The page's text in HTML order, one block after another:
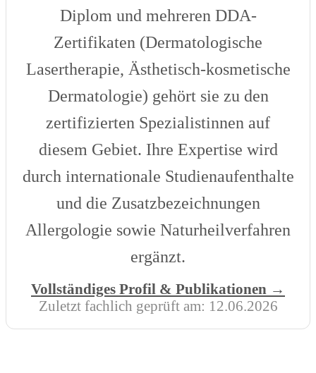
Diplom und mehreren DDA-
Zertifikaten (Dermatologische
Lasertherapie, Ästhetisch-kosmetische
Dermatologie) gehört sie zu den
zertifizierten Spezialistinnen auf
diesem Gebiet. Ihre Expertise wird
durch internationale Studienaufenthalte
und die Zusatzbezeichnungen
Allergologie sowie Naturheilverfahren
ergänzt.
Vollständiges Profil & Publikationen →
Zuletzt fachlich geprüft am: 12.06.2026